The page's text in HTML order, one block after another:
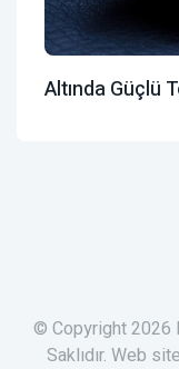
Altında Güçlü
© Copyright 2026
Saklıdır. Web